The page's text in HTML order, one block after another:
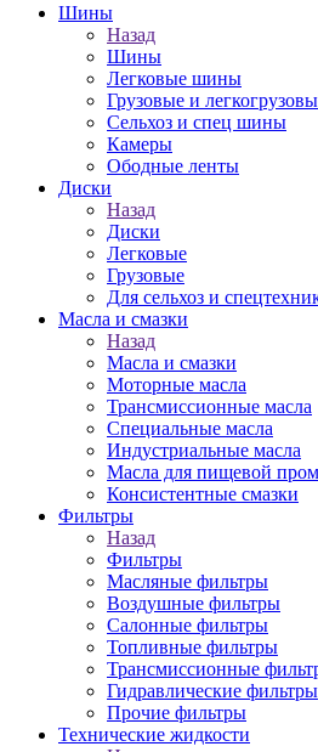
Шины
Назад
Шины
Легковые шины
Грузовые и
Сельхоз и спец шины
Камеры
Ободные ленты
Диски
Назад
Диски
Легковые
Грузовые
Для сельхоз и
Масла и смазки
Назад
Масла и смазки
Моторные масла
Трансмиссионные масла
Специальные масла
Индустриальные масла
Масла для пищевой
Консистентные смазки
Фильтры
Назад
Фильтры
Масляные фильтры
Воздушные фильтры
Салонные фильтры
Топливные фильтры
Трансмиссионные
Гидравлические фильтры
Прочие фильтры
Технические жидкости